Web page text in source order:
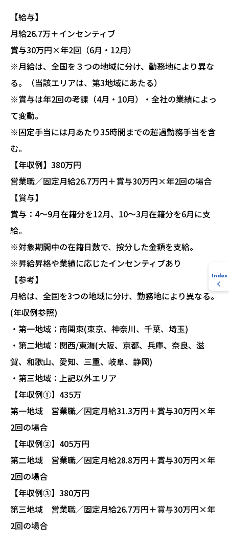
Index
【給与】
月給26.7万＋インセンティブ
賞与30万円×年2回（6月・12月）
※月給は、全国を３つの地域に分け、勤務地により異な
る。（当該エリアは、第3地域にあたる）
※賞与は年2回の考課（4月・10月）・全社の業績によっ
て変動。
※固定手当には月あたり35時間までの超過勤務手当を含
む。
【年収例】380万円
営業職／固定月給26.7万円＋賞与30万円×年2回の場合
【賞与】
賞与：4～9月在籍分を12月、10～3月在籍分を6月に支
給。
※対象期間中の在籍日数で、按分した金額を支給。
※昇給昇格や業績に応じたインセンティブあり
【参考】
月給は、全国を3つの地域に分け、勤務地により異なる。
(年収例参照)
・第一地域：南関東(東京、神奈川、千葉、埼玉)
・第二地域：関西/東海(大阪、京都、兵庫、奈良、滋
賀、和歌山、愛知、三重、岐阜、静岡)
・第三地域：上記以外エリア
【年収例①】435万
第一地域 営業職／固定月給31.3万円＋賞与30万円×年
2回の場合
【年収例②】405万円
第二地域 営業職／固定月給28.8万円＋賞与30万円×年
2回の場合
【年収例③】380万円
第三地域 営業職／固定月給26.7万円＋賞与30万円×年
2回の場合